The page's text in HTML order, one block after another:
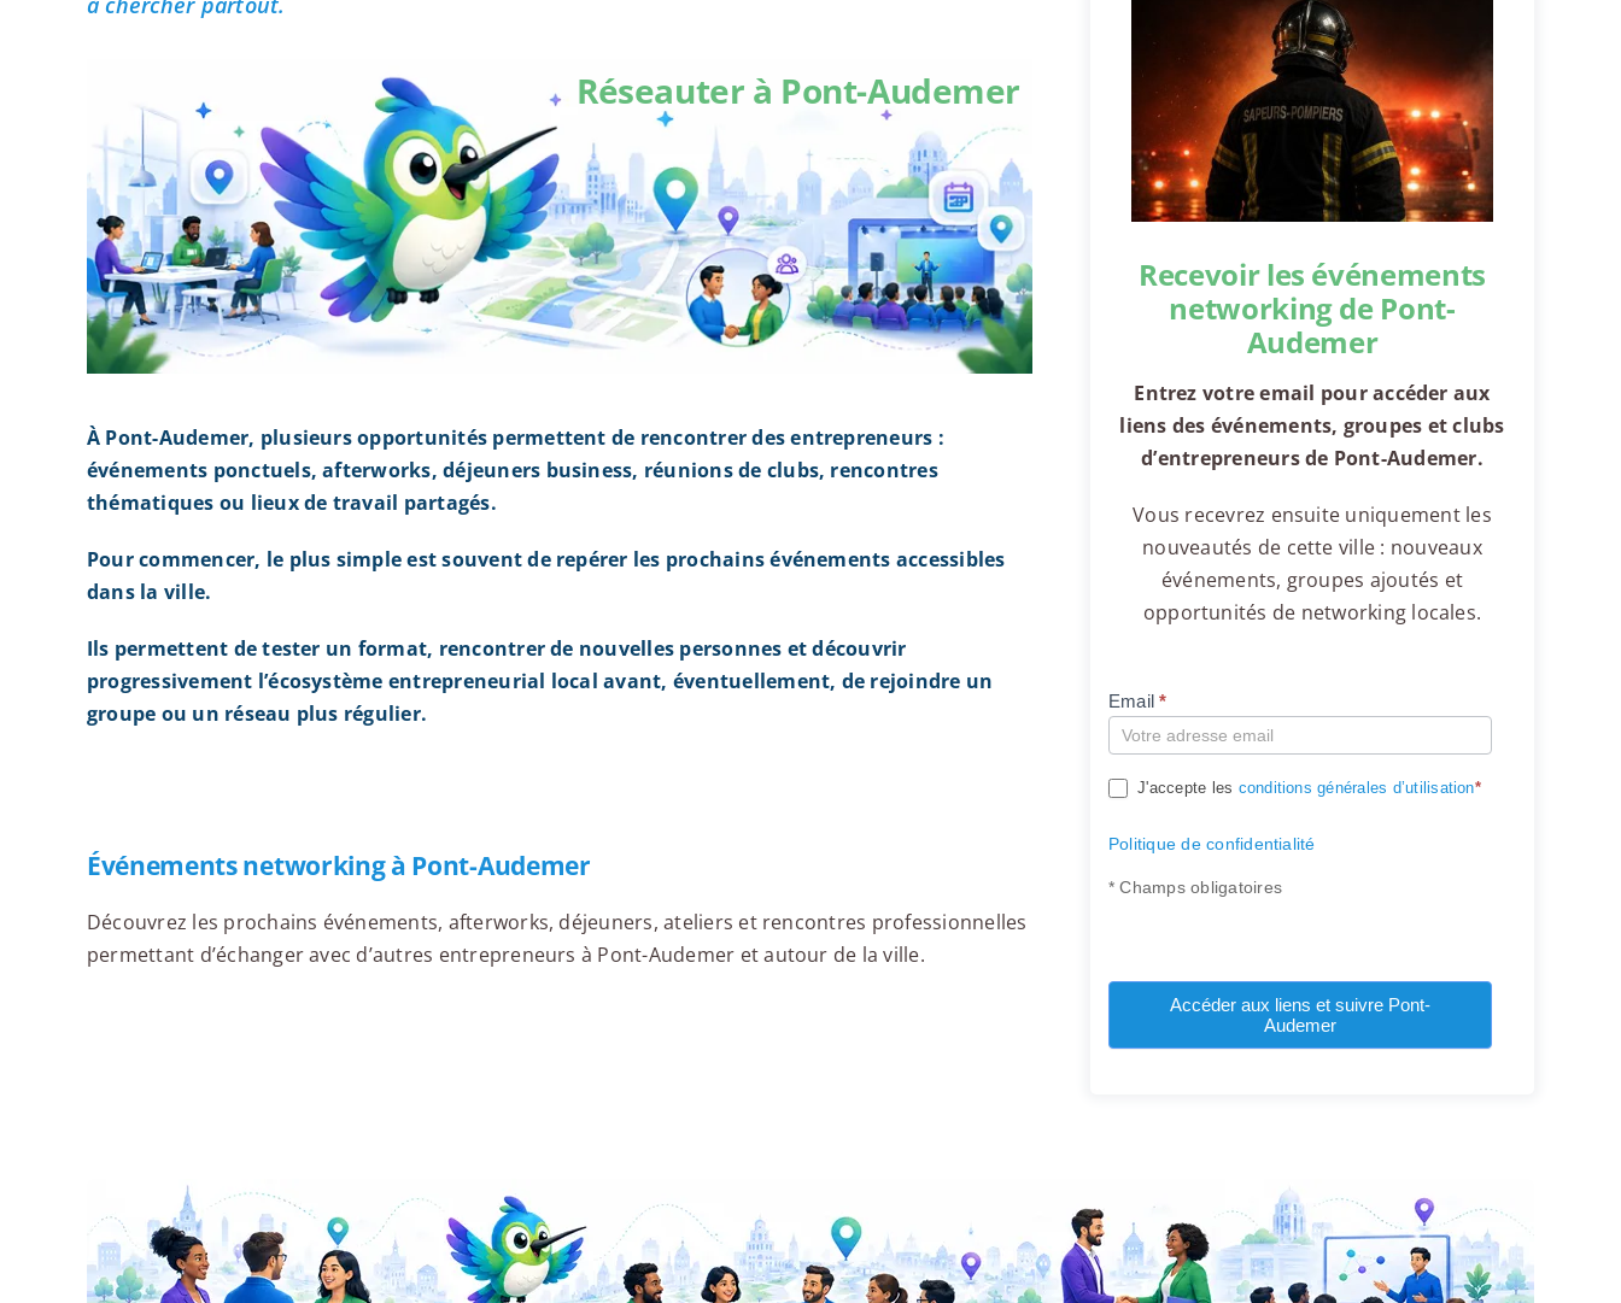
Réseauter à Pont-Audemer
À Pont-Audemer, plusieurs opportunités permettent de rencontrer des entrepreneurs :
événements ponctuels, afterworks, déjeuners business, réunions de clubs, rencontres
thématiques ou lieux de travail partagés.
Pour commencer, le plus simple est souvent de repérer les prochains événements accessibles
dans la ville.
Ils permettent de tester un format, rencontrer de nouvelles personnes et découvrir
progressivement l’écosystème entrepreneurial local avant, éventuellement, de rejoindre un
groupe ou un réseau plus régulier.
Événements networking à Pont-Audemer
Découvrez les prochains événements, afterworks, déjeuners, ateliers et rencontres professionnelles
permettant d’échanger avec d’autres entrepreneurs à Pont-Audemer et autour de la ville.
Recevoir les événements
networking de Pont-
Audemer
Entrez votre email pour accéder aux
liens des événements, groupes et clubs
d’entrepreneurs de Pont-Audemer.
Vous recevrez ensuite uniquement les
nouveautés de cette ville : nouveaux
événements, groupes ajoutés et
opportunités de networking locales.
Compte
Email*
J'accepte les conditions générales d’utilisation*
Politique de confidentialité
* Champs obligatoires
Accéder aux liens et suivre Pont-
Audemer